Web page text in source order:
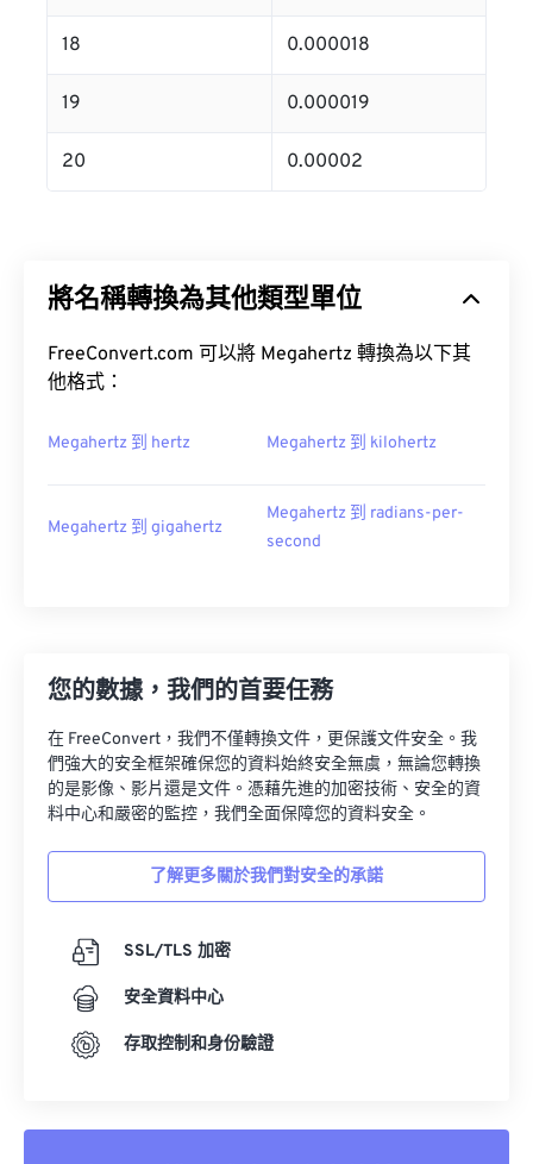
18 0.000018
19 0.000019
20 0.00002
將名稱轉換為其他類型單位
FreeConvert.com 可以將 Megahertz 轉換為以下其
他格式：
Megahertz 到 hertz Megahertz 到 kilohertz
Megahertz 到 gigahertz
Megahertz 到 radians-per-
second
您的數據，我們的首要任務
在 FreeConvert，我們不僅轉換文件，更保護文件安全。我
們強大的安全框架確保您的資料始終安全無虞，無論您轉換
的是影像、影片還是文件。憑藉先進的加密技術、安全的資
料中心和嚴密的監控，我們全面保障您的資料安全。
了解更多關於我們對安全的承諾
SSL/TLS 加密
安全資料中心
存取控制和身份驗證